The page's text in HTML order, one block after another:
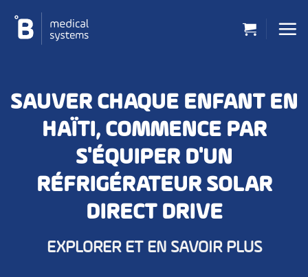
contenu
SAUVER CHAQUE ENFANT EN
HAÏTI, COMMENCE PAR
S'ÉQUIPER D'UN
RÉFRIGÉRATEUR SOLAR
DIRECT DRIVE
EXPLORER ET EN SAVOIR PLUS